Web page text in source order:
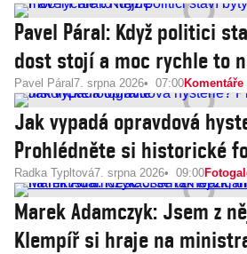
Pavel Páral: Když politici
dost stojí a moc rychle to
Pavel Páral 7. srpna 2026 07:00Komentáře
Jak vypadá opravdová
Prohlédněte si historické
Radka Typltová7. srpna 2026 09:00
Marek Adamczyk: Jsem z
Klempíř si hraje na